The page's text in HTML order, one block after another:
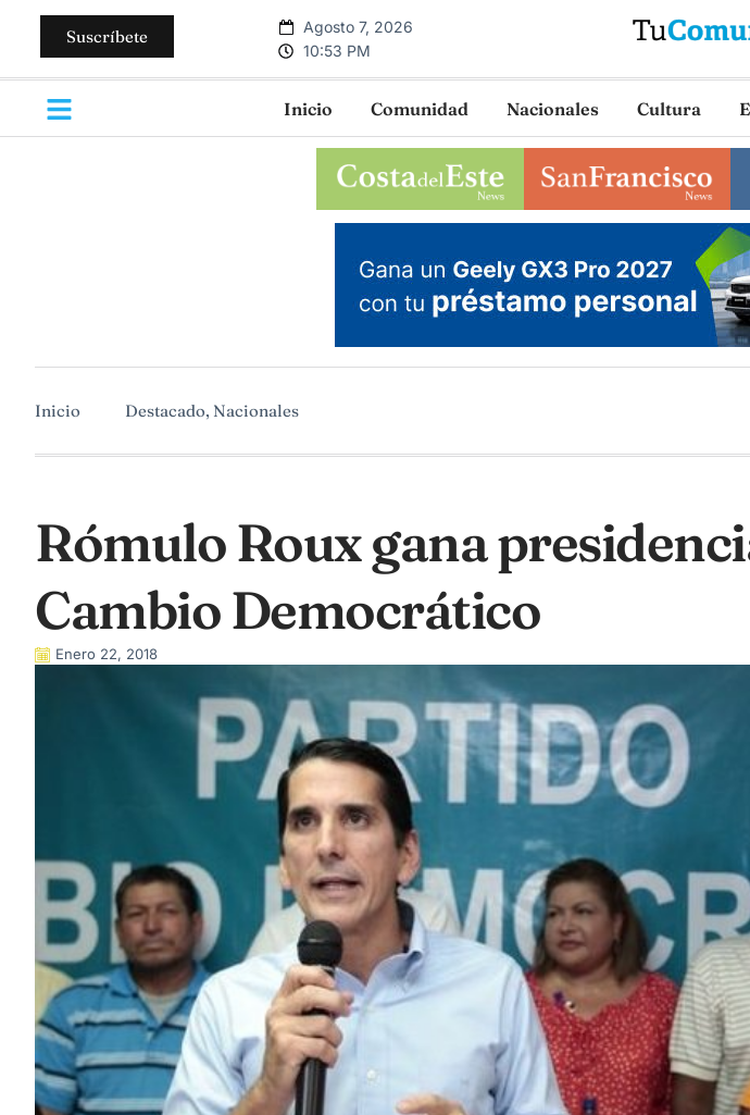
Suscríbete
Agosto 7, 2026
10:53 PM
Inicio Comunidad Nacionales Cultura
Inicio Destacado, Nacionales
Rómulo Roux gana
Cambio Democrático
Enero 22, 2018